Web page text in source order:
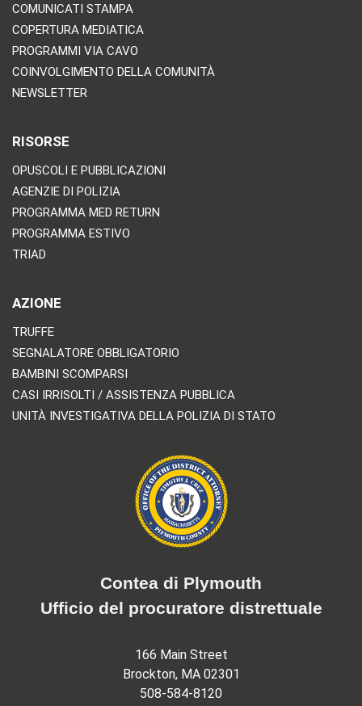
COMUNICATI STAMPA
COPERTURA MEDIATICA
PROGRAMMI VIA CAVO
COINVOLGIMENTO DELLA COMUNITÀ
NEWSLETTER
RISORSE
OPUSCOLI E PUBBLICAZIONI
AGENZIE DI POLIZIA
PROGRAMMA MED RETURN
PROGRAMMA ESTIVO
TRIAD
AZIONE
TRUFFE
SEGNALATORE OBBLIGATORIO
BAMBINI SCOMPARSI
CASI IRRISOLTI / ASSISTENZA PUBBLICA
UNITÀ INVESTIGATIVA DELLA POLIZIA DI STATO
Contea di Plymouth
Ufficio del procuratore distrettuale
166 Main Street
Brockton, MA 02301
508-584-8120